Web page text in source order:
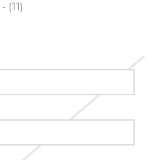
- (11)